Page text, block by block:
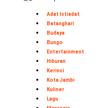
Adat Istiadat
Batanghari
Budaya
Bungo
Entertainment
Hiburan
Kerinci
Kota Jambi
Kuliner
Lagu